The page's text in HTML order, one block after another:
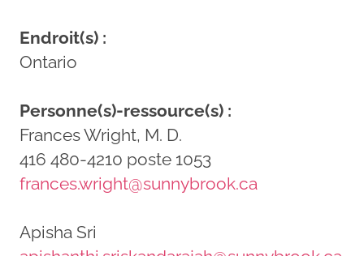
Endroit(s) :
Ontario
Personne(s)-ressource(s) :
Frances Wright, M. D.
416 480-4210 poste 1053
frances.wright@sunnybrook.ca
Apisha Sri